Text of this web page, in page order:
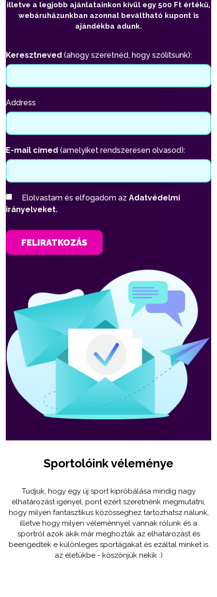
illetve a legjobb ajánlatainkon kívül egy 500 Ft értékű,
webáruházunkban azonnal beváltható kupont is
ajándékba adunk.
Keresztneved (ahogy szeretnéd, hogy szólítsunk):
Address
E-mail címed (amelyiket rendszeresen olvasod):
Elolvastam és elfogadom az Adatvédelmi
irányelveket.
FELIRATKOZÁS
Sportolóink véleménye
Tudjuk, hogy egy új sport kipróbálása mindig nagy
elhatározást igényel, pont ezért szeretnénk megmutatni,
hogy milyen fantasztikus közösséghez tartozhatsz nálunk,
illetve hogy milyen véleménnyel vannak rólunk és a
sportról azok akik már meghozták az elhatározást és
beengedték e különleges sportágakat és ezáltal minket is
az életükbe - köszönjük nekik :)